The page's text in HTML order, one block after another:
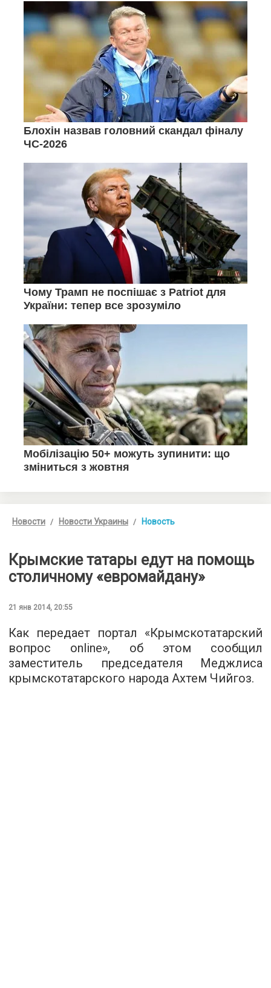
Новости Новости Украины Новость
Крымские татары едут на помощь
столичному «евромайдану»
21 янв 2014, 20:55
Как передает портал «Крымскотатарский
вопрос online», об этом сообщил
заместитель председателя Меджлиса
крымскотатарского народа Ахтем Чийгоз.